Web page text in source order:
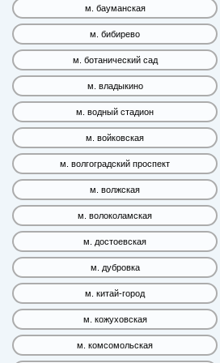
м. бауманская
м. бибирево
м. ботанический сад
м. владыкино
м. водный стадион
м. войковская
м. волгоградский проспект
м. волжская
м. волоколамская
м. достоевская
м. дубровка
м. китай-город
м. кожуховская
м. комсомольская